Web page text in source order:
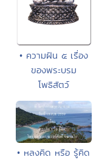
• ความฝัน ๕ เรื่อง
ของพระบรม
โพธิสัตว์
• หลงคิด หรือ รู้คิด